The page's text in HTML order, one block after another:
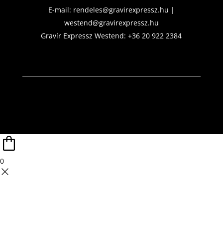
E-mail: rendeles@gravirexpressz.hu |
westend@gravirexpressz.hu
Gravír Expressz Westend:+36 20 922 2384
0